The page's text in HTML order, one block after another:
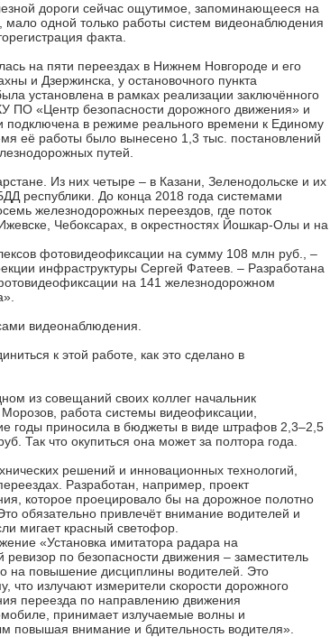
дороги сейчас ощутимое, запоминающееся на
одной только работы систем видеонаблюдения
факта.
на пяти переездах в Нижнем Новгороде и его
и Дзержинска, у остановочного пункта
установлена в рамках реализации заключённого
ПО «Центр безопасности дорожного движения» и
в режиме реального времени к Единому
её работы было вынесено 1,3 тыс. постановлений
путей.
Из них четыре – в Казани, Зеленодольске и их
республики. До конца 2018 года системами
железнодорожных переездов, где поток
Чебоксарах, в окрестностях Йошкар-Олы и на
фотовидеофиксации на сумму 108 млн руб., –
инфраструктуры Сергей Фатеев. – Разработана
на 141 железнодорожном
видеонаблюдения.
к этой работе, как это сделано в
из совещаний своих коллег начальник
работа системы видеофиксации,
годы приносила в бюджеты в виде штрафов 2,3–2,5
Так что окупиться она может за полтора года.
решений и инновационных технологий,
Разработан, например, проект
которое проецировало бы на дорожное полотно
обязательно привлечёт внимание водителей и
мигает красный светофор.
«Установка имитатора радара на
по безопасности движения – заместитель
на повышение дисциплины водителей. Это
что излучают измерители скорости дорожного
переезда по направлению движения
принимает излучаемые волны и
повышая внимание и бдительность водителя».